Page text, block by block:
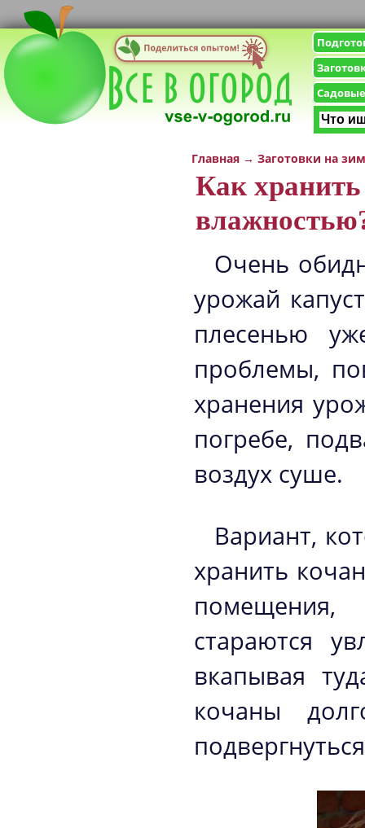
Главная → Заготовки на
Как
Очень
урожай
плесенью
проблемы,
хранения
погребе,
воздух суше.
Вариант,
хранить
помещения,
стараются
вкапывая
кочаны